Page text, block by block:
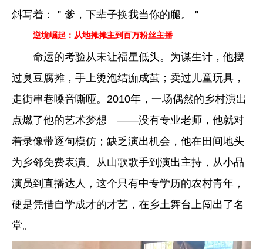
斜写着：＂爹，下辈子换我当你的腿。＂
逆境崛起：从地摊摊主到百万粉丝主播
命运的考验从未让福星低头。为谋生计，他摆
过臭豆腐摊，手上烫泡结痂成茧；卖过儿童玩具，
走街串巷嗓音嘶哑。2010年，一场偶然的乡村演出
点燃了他的艺术梦想 ——没有专业老师，他就对
着录像带逐句模仿；缺乏演出机会，他在田间地头
为乡邻免费表演。从山歌歌手到演出主持，从小品
演员到直播达人，这个只有中专学历的农村青年，
硬是凭借自学成才的才艺，在乡土舞台上闯出了名
堂。